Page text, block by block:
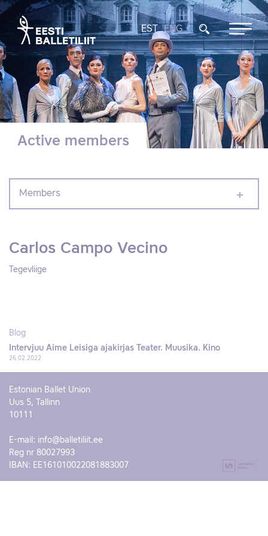
EST ENG
Active members
Members
Carlos Campo Vecino
Tegevliige
Blog
Intervjuu Aime Leisiga ajakirjas Teater. Muusika. Kino
26.02.2022
Estonian Ballet Union
Uus 5, Tallinn
10111
E-mail: info@balletiliit.ee
Reg nr 80027993
IBAN: EE161010022081883007